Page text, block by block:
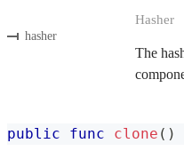
hasher
Hasher
The
public func clone ( )